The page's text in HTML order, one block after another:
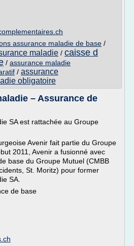
assurance maladie de base /
maladie / caisse d
/ assurance maladie
/ assurance
obligatoire
– Assurance de
SA est rattachée au Groupe
Avenir fait partie du Groupe
2011, Avenir a fusionné avec
base du Groupe Mutuel (CMBB
St. Moritz) pour former
SA.
de base